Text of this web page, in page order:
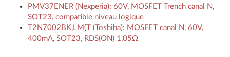
PMV37ENER (Nexperia): 60V, MOSFET Trench canal N,
SOT23, compatible niveau logique
T2N7002BK,LM(T (Toshiba): MOSFET canal N, 60V,
400mA, SOT23, RDS(ON) 1,05Ω